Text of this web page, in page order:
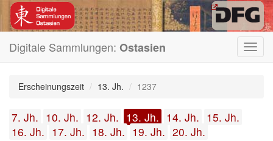
Digitale Sammlungen: Ostasien
Erscheinungszeit 13. Jh. 1237
7. Jh. 10. Jh. 12. Jh. 13. Jh. 14. Jh. 15. Jh.
16. Jh. 17. Jh. 18. Jh. 19. Jh. 20. Jh.